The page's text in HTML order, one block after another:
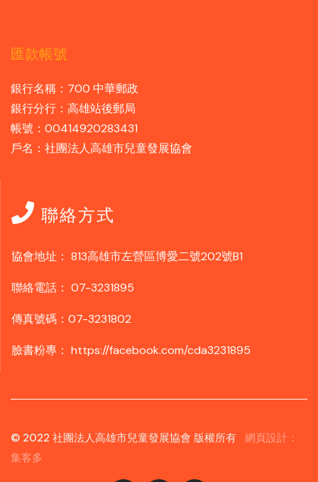
匯款帳號
銀行名稱：700 中華郵政
銀行分行：高雄站後郵局
帳號：00414920283431
戶名：社團法人高雄市兒童發展協會
聯絡方式
協會地址： 813高雄市左營區博愛二號202號B1
聯絡電話： 07-3231895
傳真號碼：07-3231802
臉書粉專： https://facebook.com/cda3231895
© 2022 社團法人高雄市兒童發展協會 版權所有 網頁設計：
集客多